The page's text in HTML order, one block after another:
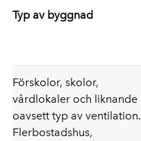
Typ av byggnad
Förskolor, skolor,
vårdlokaler och liknande
oavsett typ av ventilation.
Flerbostadshus,